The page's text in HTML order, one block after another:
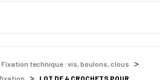
Fixation technique : vis, boulons, clous